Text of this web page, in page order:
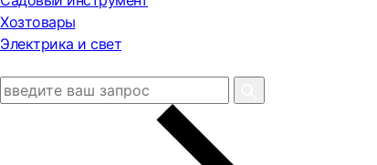
Хозтовары
Электрика и свет